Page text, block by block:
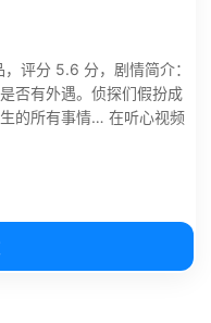
评分 5.6 分，剧情简介：
否有外遇。侦探们假扮成
的所有事情… 在听心视频